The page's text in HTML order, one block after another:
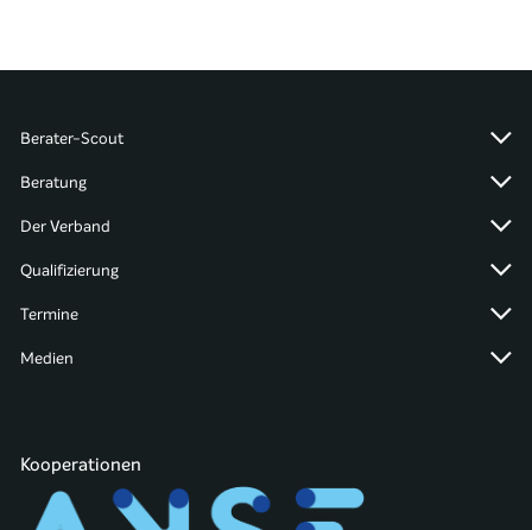
Berater-Scout
Beratung
Der Verband
Qualifizierung
Termine
Medien
Kooperationen